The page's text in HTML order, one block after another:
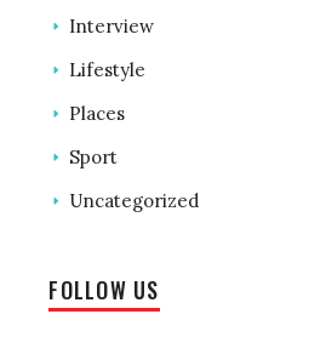
Interview
Lifestyle
Places
Sport
Uncategorized
FOLLOW US